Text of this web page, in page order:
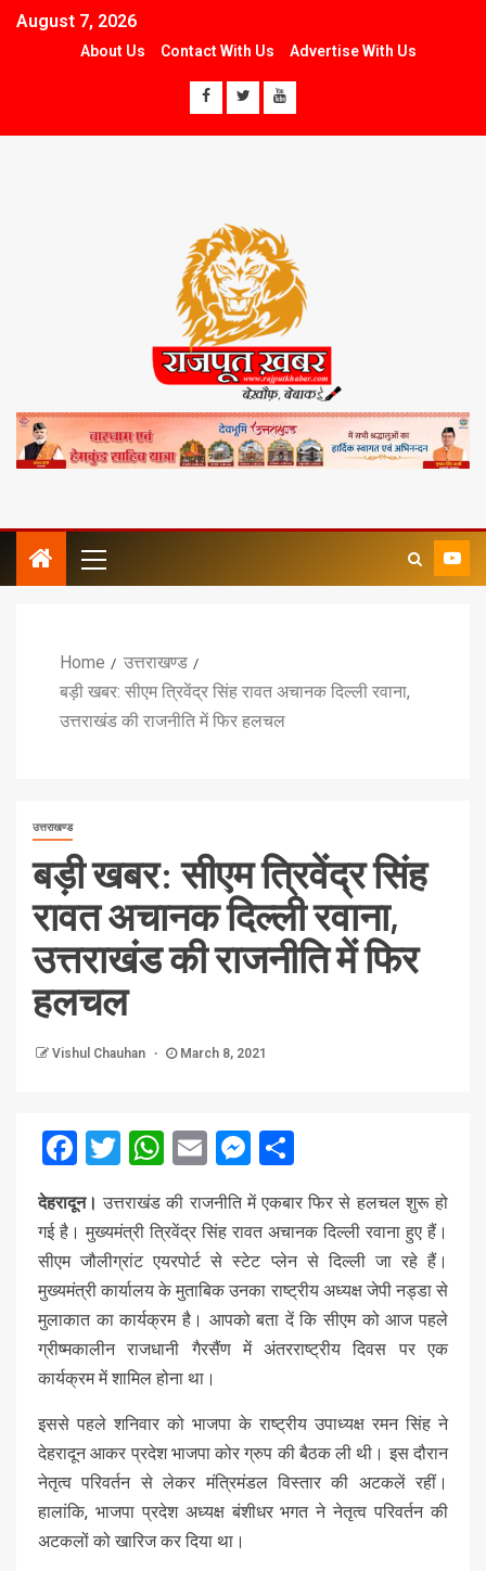
August 7, 2026
About Us Contact With Us Advertise With Us
Home
उत्तराखण्ड
बड़ी खबर: सीएम त्रिवेंद्र सिंह रावत अचानक दिल्ली रवाना,
उत्तराखंड की राजनीति में फिर हलचल
उत्तराखण्ड
बड़ी खबर: सीएम त्रिवेंद्र सिंह
रावत अचानक दिल्ली रवाना,
उत्तराखंड की राजनीति में फिर
हलचल
Vishul Chauhan March 8, 2021
Facebook
Twitter
WhatsApp
EmailMessenger
देहरादून।उत्तराखंड की राजनीति में एकबार फिर से हलचल शुरू हो
गई है। मुख्यमंत्री त्रिवेंद्र सिंह रावत अचानक दिल्ली रवाना हुए हैं।
सीएम जौलीग्रांट एयरपोर्ट से स्टेट प्लेन से दिल्ली जा रहे हैं।
मुख्यमंत्री कार्यालय के मुताबिक उनका राष्ट्रीय अध्यक्ष जेपी नड्डा से
मुलाकात का कार्यक्रम है। आपको बता दें कि सीएम को आज पहले
ग्रीष्मकालीन राजधानी गैरसैंण में अंतरराष्ट्रीय दिवस पर एक
कार्यक्रम में शामिल होना था।
इससे पहले शनिवार को भाजपा के राष्ट्रीय उपाध्यक्ष रमन सिंह ने
देहरादून आकर प्रदेश भाजपा कोर ग्रुप की बैठक ली थी। इस दौरान
नेतृत्व परिवर्तन से लेकर मंत्रिमंडल विस्तार की अटकलें रहीं।
हालांकि, भाजपा प्रदेश अध्यक्ष बंशीधर भगत ने नेतृत्व परिवर्तन की
अटकलों को खारिज कर दिया था।